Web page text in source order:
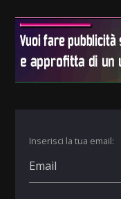
Inserisci la tua email: